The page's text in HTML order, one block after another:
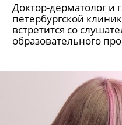
Доктор-дерматолог и
петербургской
встретится со
образовательного